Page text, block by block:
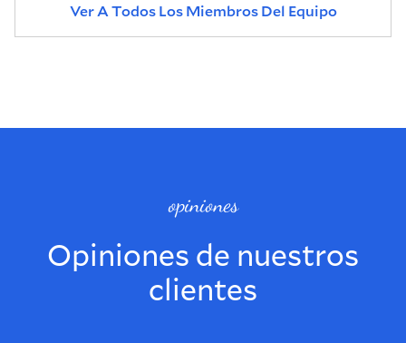
Ver A Todos Los Miembros Del Equipo
opiniones
Opiniones de nuestros
clientes